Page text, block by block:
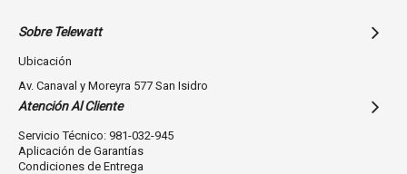
Sobre Telewatt
Ubicación
Av. Canaval y Moreyra 577 San Isidro
Atención Al Cliente
Servicio Técnico: 981-032-945
Aplicación de Garantías
Condiciones de Entrega